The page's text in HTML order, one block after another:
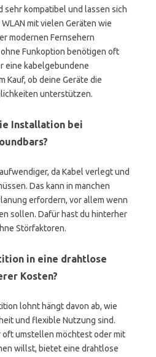
sehr kompatibel und lassen sich
mit vielen Geräten wie
modernen Fernsehern
Funkoption benötigen oft
eine kabelgebundene
Kauf, ob deine Geräte die
unterstützen.
Installation bei
da Kabel verlegt und
Das kann in manchen
erfordern, vor allem wenn
sollen. Dafür hast du hinterher
Störfaktoren.
in eine drahtlose
Kosten?
lohnt hängt davon ab, wie
und flexible Nutzung sind.
oft umstellen möchtest oder mit
willst, bietet eine drahtlose